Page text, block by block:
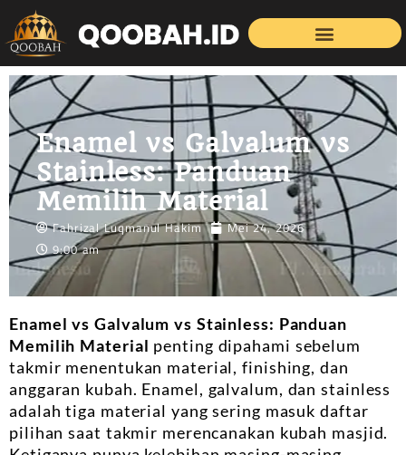
Enamel vs Galvalum vs
Stainless: Panduan
Memilih Material
Fahrizal Luqmanul Hakim
Mei 24, 2026
9:00 am
Enamel vs Galvalum vs Stainless: Panduan
Memilih Material penting dipahami sebelum
takmir menentukan material, finishing, dan
anggaran kubah. Enamel, galvalum, dan stainless
adalah tiga material yang sering masuk daftar
pilihan saat takmir merencanakan kubah masjid.